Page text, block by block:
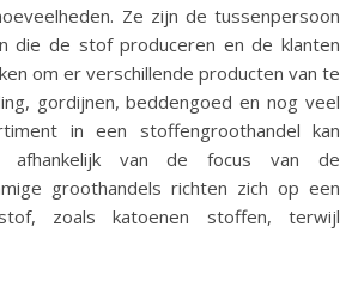
Ze zijn de tussenpersoon
die de stof produceren en de klanten
om er verschillende producten van te
gordijnen, beddengoed en nog veel
in een stoffengroothandel kan
afhankelijk van de focus van de
groothandels richten zich op een
zoals katoenen stoffen, terwijl